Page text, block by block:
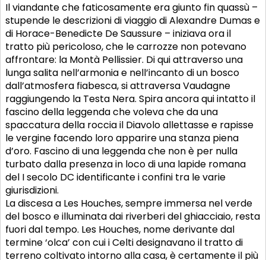
Il viandante che faticosamente era giunto fin quassù –
stupende le descrizioni di viaggio di Alexandre Dumas e
di Horace-Benedicte De Saussure – iniziava ora il
tratto più pericoloso, che le carrozze non potevano
affrontare: la Montà Pellissier. Di qui attraverso una
lunga salita nell’armonia e nell’incanto di un bosco
dall’atmosfera fiabesca, si attraversa Vaudagne
raggiungendo la Testa Nera. Spira ancora qui intatto il
fascino della leggenda che voleva che da una
spaccatura della roccia il Diavolo allettasse e rapisse
le vergine facendo loro apparire una stanza piena
d’oro. Fascino di una leggenda che non è per nulla
turbato dalla presenza in loco di una lapide romana
del I secolo DC identificante i confini tra le varie
giurisdizioni.
La discesa a Les Houches, sempre immersa nel verde
del bosco e illuminata dai riverberi del ghiacciaio, resta
fuori dal tempo. Les Houches, nome derivante dal
termine ‘olca’ con cui i Celti designavano il tratto di
terreno coltivato intorno alla casa, è certamente il più